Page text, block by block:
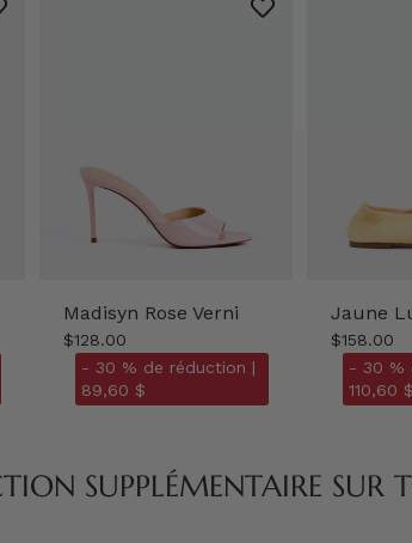
Madisyn Rose Verni
$128.00
- 30 % de réduction |
89,60 $
Jaune
$158.00
- 30 %
110,60 $
SUPPLÉMENTAIRE SUR